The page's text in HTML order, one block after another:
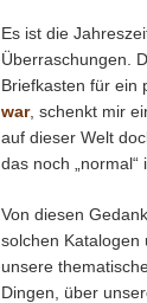
Es ist die
Überraschungen.
Briefkasten für ein
war, schenkt mir
auf dieser Welt
das noch „normal“
Von diesen
solchen Katalogen
unsere
Dingen, über